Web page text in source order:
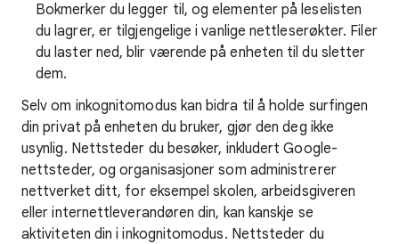
Bokmerker du legger til, og elementer på leselisten
du lagrer, er tilgjengelige i vanlige nettleserøkter. Filer
du laster ned, blir værende på enheten til du sletter
dem.
Selv om inkognitomodus kan bidra til å holde surfingen
din privat på enheten du bruker, gjør den deg ikke
usynlig. Nettsteder du besøker, inkludert Google-
nettsteder, og organisasjoner som administrerer
nettverket ditt, for eksempel skolen, arbeidsgiveren
eller internettleverandøren din, kan kanskje se
aktiviteten din i inkognitomodus. Nettsteder du